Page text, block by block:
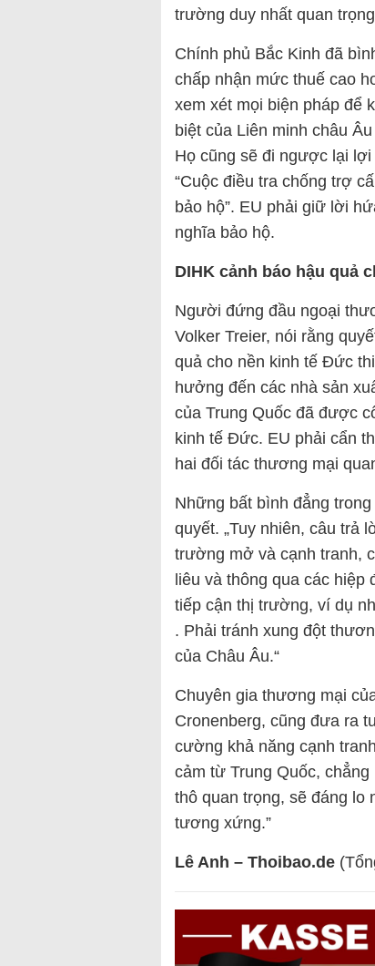
trường duy nhất quan
Chính phủ Bắc Kinh đã
chấp nhận mức thuế cao
xem xét mọi biện pháp để
biệt của Liên minh châu
Họ cũng sẽ đi ngược lại
“Cuộc điều tra chống trợ
bảo hộ”. EU phải giữ lời
nghĩa bảo hộ.
DIHK cảnh báo hậu quả
Người đứng đầu ngoại
Volker Treier, nói rằng
quả cho nền kinh tế Đức
hưởng đến các nhà sản
của Trung Quốc đã được
kinh tế Đức. EU phải cẩn
hai đối tác thương mại
Những bất bình đẳng
quyết. „Tuy nhiên, câu trả
trường mở và cạnh tranh,
liêu và thông qua các
tiếp cận thị trường, ví dụ
. Phải tránh xung đột
của Châu Âu.“
Chuyên gia thương mại
Cronenberg, cũng đưa ra
cường khả năng cạnh
cảm từ Trung Quốc,
thô quan trọng, sẽ đáng lo
tương xứng.”
Lê Anh – Thoibao.de